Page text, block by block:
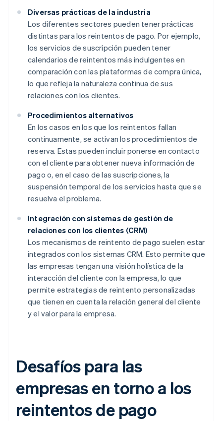
Diversas prácticas de la industria
Los diferentes sectores pueden tener prácticas
distintas para los reintentos de pago. Por ejemplo,
los servicios de suscripción pueden tener
calendarios de reintentos más indulgentes en
comparación con las plataformas de compra única,
lo que refleja la naturaleza continua de sus
relaciones con los clientes.
Procedimientos alternativos
En los casos en los que los reintentos fallan
continuamente, se activan los procedimientos de
reserva. Estas pueden incluir ponerse en contacto
con el cliente para obtener nueva información de
pago o, en el caso de las suscripciones, la
suspensión temporal de los servicios hasta que se
resuelva el problema.
Integración con sistemas de gestión de
relaciones con los clientes (CRM)
Los mecanismos de reintento de pago suelen estar
integrados con los sistemas CRM. Esto permite que
las empresas tengan una visión holística de la
interacción del cliente con la empresa, lo que
permite estrategias de reintento personalizadas
que tienen en cuenta la relación general del cliente
y el valor para la empresa.
Desafíos para las
empresas en torno a los
reintentos de pago